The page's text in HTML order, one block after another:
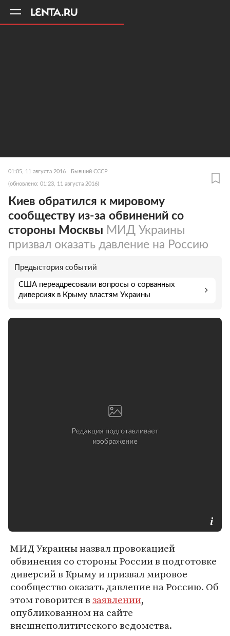
01:05, 11 августа 2016 Бывший СССР
(обновлено: 01:23, 11 августа 2016)
Киев обратился к мировому
сообществу из-за обвинений со
стороны Москвы МИД Украины
призвал оказать давление на Россию
Предыстория событий
США переадресовали вопросы о сорванных
диверсиях в Крыму властям Украины
МИД Украины назвал провокацией
обвинения со стороны России в подготовке
диверсий в Крыму и призвал мировое
сообщество оказать давление на Россию. Об
этом говорится взаявлении,
опубликованном на сайте
внешнеполитического ведомства.